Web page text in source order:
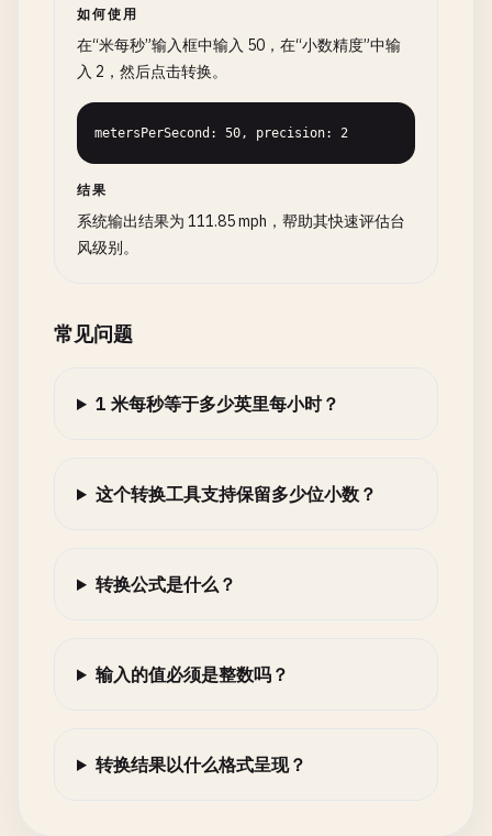
如何使用
在“米每秒”输入框中输入 50，在“小数精度”中输
入 2，然后点击转换。
metersPerSecond: 50, precision: 2
结果
系统输出结果为 111.85 mph，帮助其快速评估台
风级别。
常见问题
1 米每秒等于多少英里每小时？
这个转换工具支持保留多少位小数？
转换公式是什么？
输入的值必须是整数吗？
转换结果以什么格式呈现？